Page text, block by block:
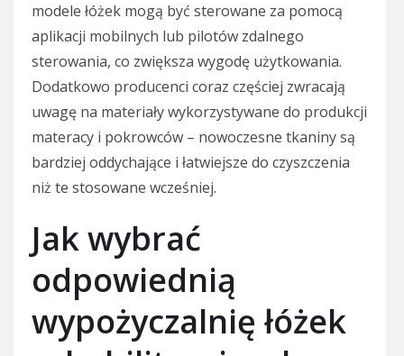
modele łóżek mogą być sterowane za pomocą
aplikacji mobilnych lub pilotów zdalnego
sterowania, co zwiększa wygodę użytkowania.
Dodatkowo producenci coraz częściej zwracają
uwagę na materiały wykorzystywane do produkcji
materacy i pokrowców – nowoczesne tkaniny są
bardziej oddychające i łatwiejsze do czyszczenia
niż te stosowane wcześniej.
Jak wybrać
odpowiednią
wypożyczalnię łóżek